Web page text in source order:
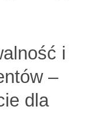
i
–
dla